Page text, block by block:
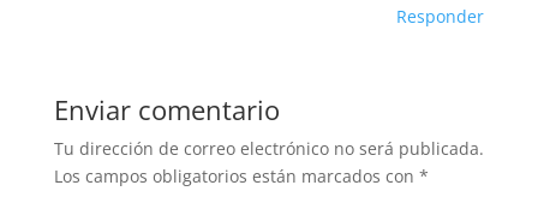
Responder
Enviar comentario
Tu dirección de correo electrónico no será publicada.
Los campos obligatorios están marcados con *